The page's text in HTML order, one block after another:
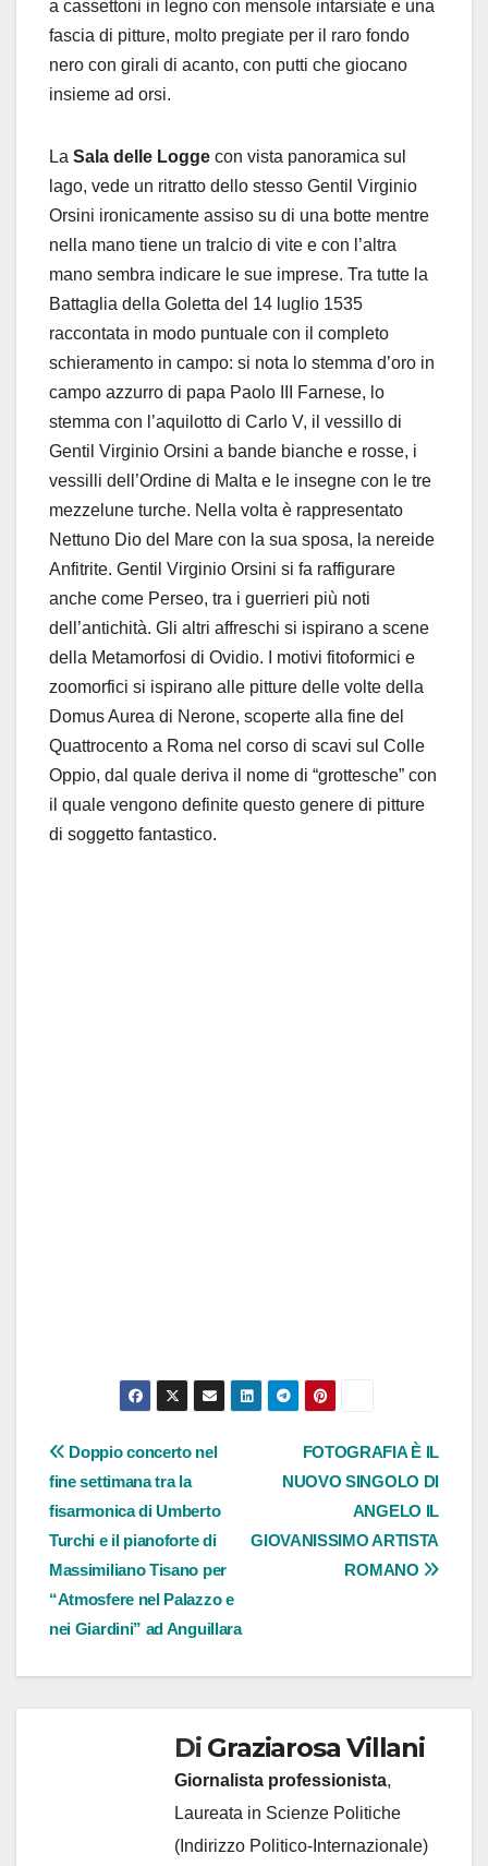
a cassettoni in legno con mensole intarsiate e una
fascia di pitture, molto pregiate per il raro fondo
nero con girali di acanto, con putti che giocano
insieme ad orsi.
La Sala delle Logge con vista panoramica sul
lago, vede un ritratto dello stesso Gentil Virginio
Orsini ironicamente assiso su di una botte mentre
nella mano tiene un tralcio di vite e con l’altra
mano sembra indicare le sue imprese. Tra tutte la
Battaglia della Goletta del 14 luglio 1535
raccontata in modo puntuale con il completo
schieramento in campo: si nota lo stemma d’oro in
campo azzurro di papa Paolo III Farnese, lo
stemma con l’aquilotto di Carlo V, il vessillo di
Gentil Virginio Orsini a bande bianche e rosse, i
vessilli dell’Ordine di Malta e le insegne con le tre
mezzelune turche. Nella volta è rappresentato
Nettuno Dio del Mare con la sua sposa, la nereide
Anfitrite. Gentil Virginio Orsini si fa raffigurare
anche come Perseo, tra i guerrieri più noti
dell’antichità. Gli altri affreschi si ispirano a scene
della Metamorfosi di Ovidio. I motivi fitoformici e
zoomorfici si ispirano alle pitture delle volte della
Domus Aurea di Nerone, scoperte alla fine del
Quattrocento a Roma nel corso di scavi sul Colle
Oppio, dal quale deriva il nome di “grottesche” con
il quale vengono definite questo genere di pitture
di soggetto fantastico.
Navigazione
articoli
FOTOGRAFIA È IL
NUOVO SINGOLO DI
ANGELO IL
GIOVANISSIMO ARTISTA
ROMANO
Doppio concerto nel
fine settimana tra la
fisarmonica di Umberto
Turchi e il pianoforte di
Massimiliano Tisano per
“Atmosfere nel Palazzo e
nei Giardini” ad Anguillara
Di Graziarosa Villani
Giornalista professionista,
Laureata in Scienze Politiche
(Indirizzo Politico-Internazionale)